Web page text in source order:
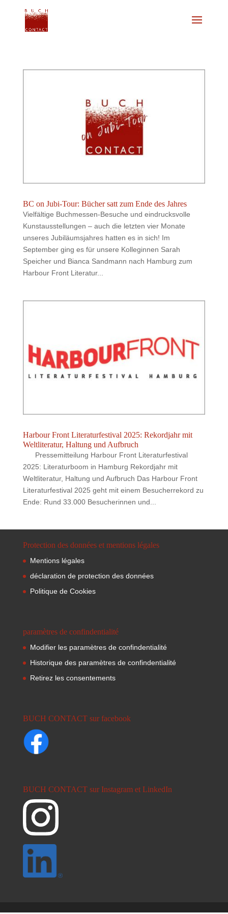
BC on Jubi-Tour: Bücher satt zum Ende des Jahres
Vielfältige Buchmessen-Besuche und eindrucksvolle
Kunstausstellungen – auch die letzten vier Monate
unseres Jubiläumsjahres hatten es in sich! Im
September ging es für unsere Kolleginnen Sarah
Speicher und Bianca Sandmann nach Hamburg zum
Harbour Front Literatur...
Harbour Front Literaturfestival 2025: Rekordjahr mit
Weltliteratur, Haltung und Aufbruch
Pressemitteilung Harbour Front Literaturfestival
2025: Literaturboom in Hamburg Rekordjahr mit
Weltliteratur, Haltung und Aufbruch Das Harbour Front
Literaturfestival 2025 geht mit einem Besucherrekord zu
Ende: Rund 33.000 Besucherinnen und...
Protection des données et mentions légales
Mentions légales
déclaration de protection des données
Politique de Cookies
paramètres de confindentialité
Modifier les paramètres de confindentialité
Historique des paramètres de confindentialité
Retirez les consentements
BUCH CONTACT sur facebook
BUCH CONTACT sur Instagram et LinkedIn